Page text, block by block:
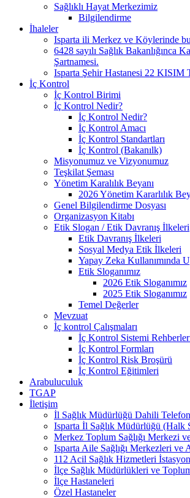
Sağlıklı Hayat Merkezimiz
Bilgilendirme
İhaleler
Isparta ili Merkez ve Köylerinde
6428 sayılı Sağlık
Şartnamesi.
Isparta Şehir Hastanesi 22
İç Kontrol
İç Kontrol Birimi
İç Kontrol Nedir?
İç Kontrol Nedir?
İç Kontrol Amacı
İç Kontrol Standartları
İç Kontrol (Bakanılk)
Misyonumuz ve Vizyonumuz
Teşkilat Şeması
Yönetim Karalılık Beyanı
2026 Yönetim Kararlılık
Genel Bilgilendirme Dosyası
Organizasyon Kitabı
Etik Slogan / Etik Davranış İlkeleri
Etik Davranış İlkeleri
Sosyal Medya Etik İlkeleri
Yapay Zeka Kullanımında
Etik Sloganımız
2026 Etik Sloganımız
2025 Etik Sloganımız
Temel Değerler
Mevzuat
İç kontrol Çalışmaları
İç Kontrol Sistemi
İç Kontrol Formları
İç Kontrol Risk Broşürü
İç Kontrol Eğitimleri
Arabuluculuk
TGAP
İletişim
İl Sağlık Müdürlüğü Dahili
Isparta İl Sağlık Müdürlüğü (Halk
Merkez Toplum Sağlığı Merkezi
Isparta Aile Sağlığı Merkezleri
112 Acil Sağlık Hizmetleri
İlçe Sağlık Müdürlükleri ve
İlçe Hastaneleri
Özel Hastaneler